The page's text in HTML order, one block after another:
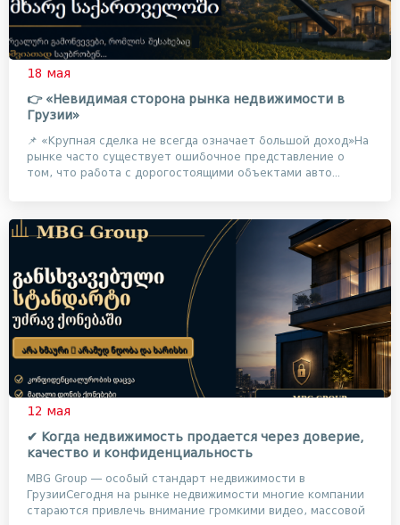
18 мая
👉 «Невидимая сторона рынка недвижимости в
Грузии»
📌 «Крупная сделка не всегда означает большой доход»На
рынке часто существует ошибочное представление о
том, что работа с дорогостоящими объектами авто...
12 мая
✔ Когда недвижимость продается через доверие,
качество и конфиденциальность
MBG Group — особый стандарт недвижимости в
ГрузииСегодня на рынке недвижимости многие компании
стараются привлечь внимание громкими видео, массовой